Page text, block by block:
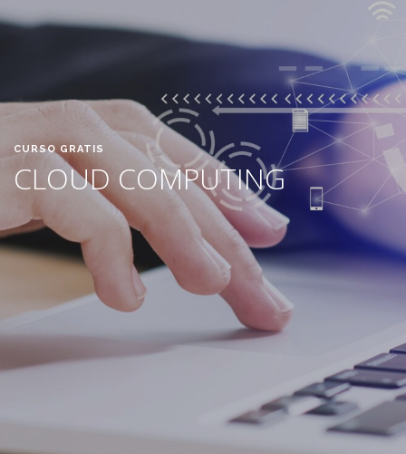
CURSO GRATIS
CLOUD COMPUTING